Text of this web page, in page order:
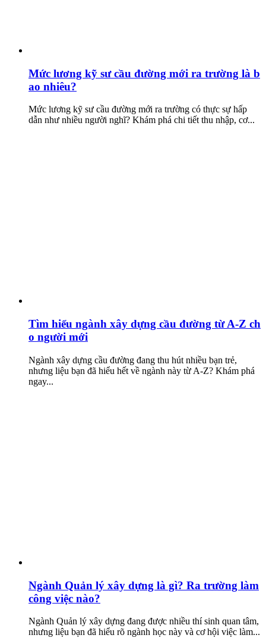
Mức lương kỹ sư cầu đường mới ra trường là b
ao nhiêu?
Mức lương kỹ sư cầu đường mới ra trường có thực sự hấp
dẫn như nhiều người nghĩ? Khám phá chi tiết thu nhập, cơ...
Tìm hiểu ngành xây dựng cầu đường từ A-Z ch
o người mới
Ngành xây dựng cầu đường đang thu hút nhiều bạn trẻ,
nhưng liệu bạn đã hiểu hết về ngành này từ A-Z? Khám phá
ngay...
Ngành Quản lý xây dựng là gì? Ra trường làm
công việc nào?
Ngành Quản lý xây dựng đang được nhiều thí sinh quan tâm,
nhưng liệu bạn đã hiểu rõ ngành học này và cơ hội việc làm...